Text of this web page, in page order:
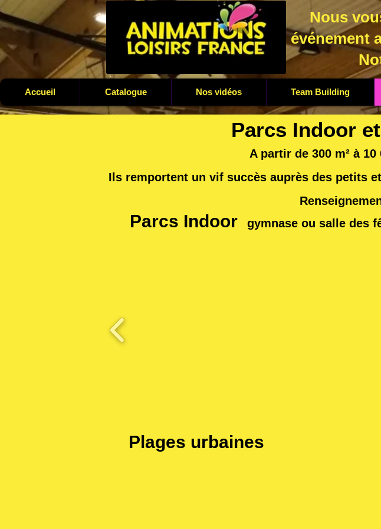
Nous
événement
Parcs Indoor
A partir de 300 m² à
Ils remportent un vif succès auprès des petits
Renseignements au
Parcs Indoor gymnase ou salle des
Plages urbaines
Accueil Catalogue Nos vidéos Team Building